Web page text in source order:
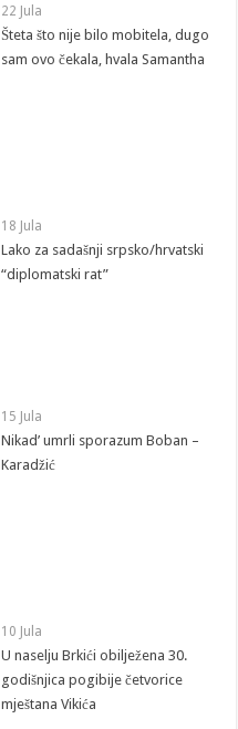
22 Jula
Šteta što nije bilo mobitela, dugo
sam ovo čekala, hvala Samantha
18 Jula
Lako za sadašnji srpsko/hrvatski
“diplomatski rat”
15 Jula
Nikad’ umrli sporazum Boban –
Karadžić
10 Jula
U naselju Brkići obilježena 30.
godišnjica pogibije četvorice
mještana Vikića